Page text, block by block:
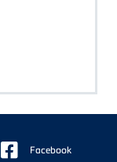
Facebook